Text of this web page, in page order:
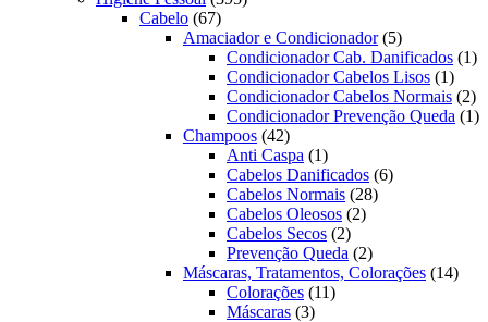
Cabelo 6767
produtos
Amaciador e Condicionador 55
produtos
Condicionador Cab. Danificados 11
Condicionador Cabelos Lisos 11
Condicionador Cabelos Normais 22
Condicionador Prevenção Queda 11
Champoos 4242
produtos
Anti Caspa 11
produto
Cabelos Danificados 66
Cabelos Normais 2828
Cabelos Oleosos 22
Cabelos Secos 22
produtos
Prevenção Queda 22
produtos
Máscaras, Tratamentos, Colorações 1414
Colorações 1111
Máscaras 33